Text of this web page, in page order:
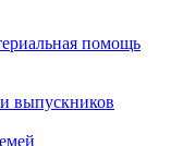
помощь
и выпускников